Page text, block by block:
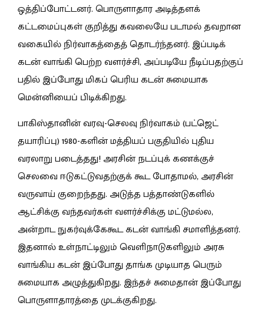
ஒத்திப்போட்டனர். பொருளாதார அடித்தளக்
கட்டமைப்புகள் குறித்து கவலையே படாமல் தவறான
வகையில் நிர்வாகத்தைத் தொடர்ந்தனர். இப்படிக்
கடன் வாங்கி பெற்ற வளர்ச்சி, அப்படியே நீடிப்பதற்குப்
பதில் இப்போது மிகப் பெரிய கடன் சுமையாக
மென்னியைப் பிடிக்கிறது.
பாகிஸ்தானின் வரவு-செலவு நிர்வாகம் (பட்ஜெட்
தயாரிப்பு) 1980-களின் மத்தியப் பகுதியில் புதிய
வரலாறு படைத்தது! அரசின் நடப்புக் கணக்குச்
செலவை ஈடுகட்டுவதற்குக் கூட போதாமல், அரசின்
வருவாய் குறைந்தது. அடுத்த பத்தாண்டுகளில்
ஆட்சிக்கு வந்தவர்கள் வளர்ச்சிக்கு மட்டுமல்ல,
அன்றாட நுகர்வுக்கேகூட கடன் வாங்கி சமாளித்தனர்.
இதனால் உள்நாட்டிலும் வெளிநாடுகளிலும் அரசு
வாங்கிய கடன் இப்போது தாங்க முடியாத பெரும்
சுமையாக அழுத்துகிறது. இந்தச் சுமைதான் இப்போது
பொருளாதாரத்தை முடக்குகிறது.